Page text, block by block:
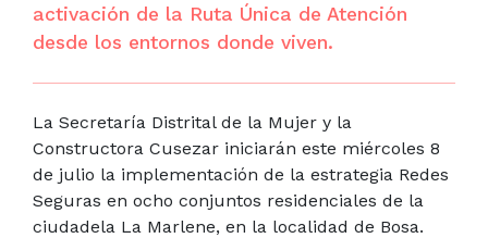
activación de la Ruta Única de Atención
desde los entornos donde viven.
La Secretaría Distrital de la Mujer y la
Constructora Cusezar iniciarán este miércoles 8
de julio la implementación de la estrategia Redes
Seguras en ocho conjuntos residenciales de la
ciudadela La Marlene, en la localidad de Bosa.